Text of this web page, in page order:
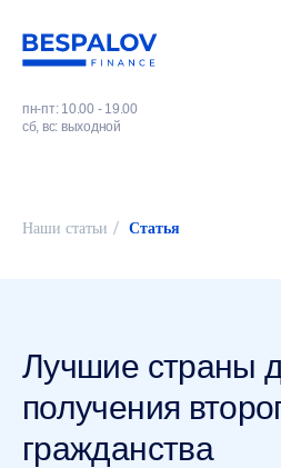
пн-пт: 10.00 - 19.00
сб, вс: выходной
Наши статьи / Статья
Лучшие страны
получения
гражданства